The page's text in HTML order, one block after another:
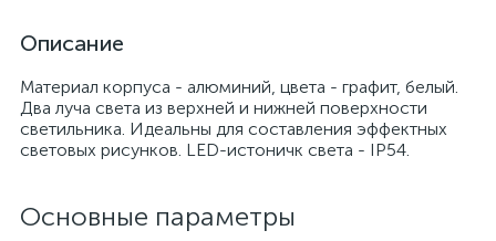
Описание
Материал корпуса - алюминий, цвета - графит, белый.
Два луча света из верхней и нижней поверхности
светильника. Идеальны для составления эффектных
световых рисунков. LED-истоничк света - IP54.
Основные параметры